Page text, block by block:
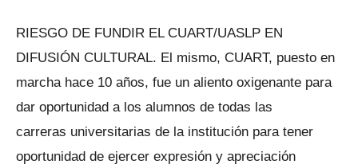
RIESGO DE FUNDIR EL CUART/UASLP EN
DIFUSIÓN CULTURAL. El mismo, CUART, puesto en
marcha hace 10 años, fue un aliento oxigenante para
dar oportunidad a los alumnos de todas las
carreras universitarias de la institución para tener
oportunidad de ejercer expresión y apreciación